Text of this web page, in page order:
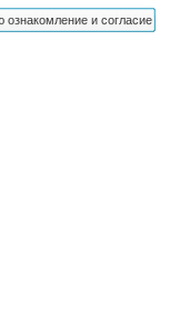
ознакомление и согласие